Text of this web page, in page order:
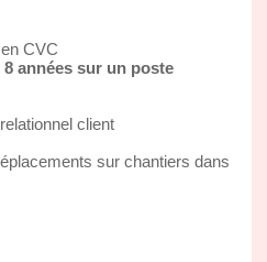
CVC
années sur un poste
client
sur chantiers dans